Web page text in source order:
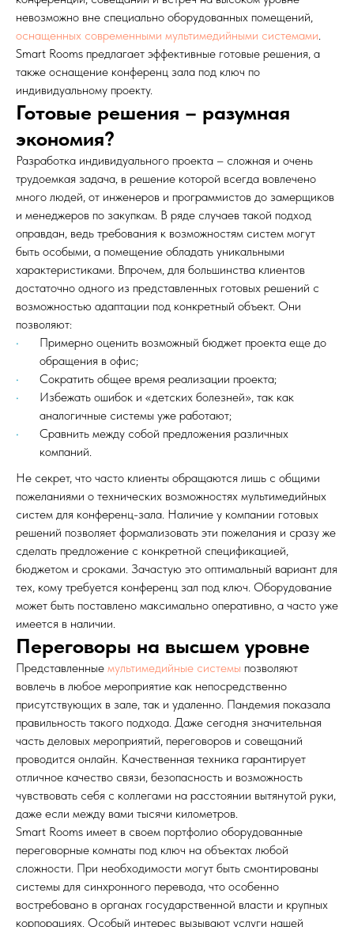
невозможно вне специально оборудованных помещений,
оснащенных современными мультимедийными системами.
Smart Rooms предлагает эффективные готовые решения, а
также оснащение конференц зала под ключ по
индивидуальному проекту.
Готовые решения – разумная
экономия?
Разработка индивидуального проекта – сложная и очень
трудоемкая задача, в решение которой всегда вовлечено
много людей, от инженеров и программистов до замерщиков
и менеджеров по закупкам. В ряде случаев такой подход
оправдан, ведь требования к возможностям систем могут
быть особыми, а помещение обладать уникальными
характеристиками. Впрочем, для большинства клиентов
достаточно одного из представленных готовых решений с
возможностью адаптации под конкретный объект. Они
позволяют:
Примерно оценить возможный бюджет проекта еще до
обращения в офис;
Сократить общее время реализации проекта;
Избежать ошибок и «детских болезней», так как
аналогичные системы уже работают;
Сравнить между собой предложения различных
компаний.
Не секрет, что часто клиенты обращаются лишь с общими
пожеланиями о технических возможностях мультимедийных
систем для конференц-зала. Наличие у компании готовых
решений позволяет формализовать эти пожелания и сразу же
сделать предложение с конкретной спецификацией,
бюджетом и сроками. Зачастую это оптимальный вариант для
тех, кому требуется конференц зал под ключ. Оборудование
может быть поставлено максимально оперативно, а часто уже
имеется в наличии.
Переговоры на высшем уровне
Представленные мультимедийные системы позволяют
вовлечь в любое мероприятие как непосредственно
присутствующих в зале, так и удаленно. Пандемия показала
правильность такого подхода. Даже сегодня значительная
часть деловых мероприятий, переговоров и совещаний
проводится онлайн. Качественная техника гарантирует
отличное качество связи, безопасность и возможность
чувствовать себя с коллегами на расстоянии вытянутой руки,
даже если между вами тысячи километров.
Smart Rooms имеет в своем портфолио оборудованные
переговорные комнаты под ключ на объектах любой
сложности. При необходимости могут быть смонтированы
системы для синхронного перевода, что особенно
востребовано в органах государственной власти и крупных
корпорациях. Особый интерес вызывают услуги нашей